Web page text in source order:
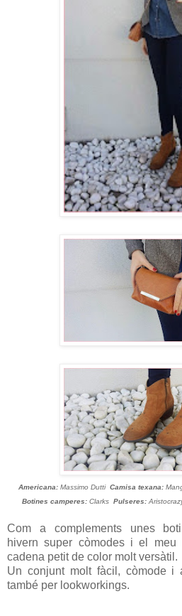
Americana:Massimo Dutti Camisa texana:
Botines camperes:Clarks Pulseres:
Com a complements unes
hivern super còmodes i el
cadena petit de color molt versàtil.
Un conjunt molt fàcil, còmode i
també per lookworkings.